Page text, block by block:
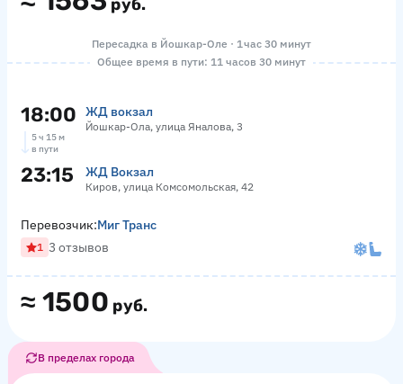
руб.
Пересадка в Йошкар-Оле · 1 час 30 минут
Общее время в пути: 11 часов 30 минут
18:00 ЖД вокзал
Йошкар-Ола, улица Яналова, 3
5 ч 15 м
в пути
23:15 ЖД Вокзал
Киров, улица Комсомольская, 42
≈ 1500 руб.
Перевозчик:Миг Транс
1 3 отзывов
В пределах города